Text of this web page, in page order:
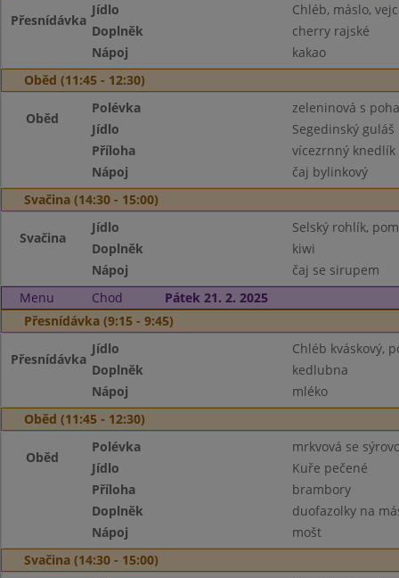
Přesnídávka
Jídlo
Chléb, máslo,
Doplněk
cherry rajské
Nápoj
kakao
Oběd (11:45 - 12:30)
Oběd
Polévka
zeleninová s
Jídlo
Segedinský guláš
Příloha
vícezrnný knedlík
Nápoj
čaj bylinkový
Svačina (14:30 - 15:00)
Svačina
Jídlo
Selský rohlík,
Doplněk
kiwi
Nápoj
čaj se sirupem
Menu
Chod
Pátek 21. 2. 2025
Přesnídávka (9:15 - 9:45)
Přesnídávka
Jídlo
Chléb kváskový,
Doplněk
kedlubna
Nápoj
mléko
Oběd (11:45 - 12:30)
Oběd
Polévka
mrkvová se
Jídlo
Kuře pečené
Příloha
brambory
Doplněk
duofazolky na
Nápoj
mošt
Svačina (14:30 - 15:00)